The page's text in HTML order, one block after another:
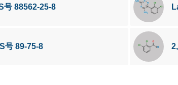
88562-25-8
号 89-75-8